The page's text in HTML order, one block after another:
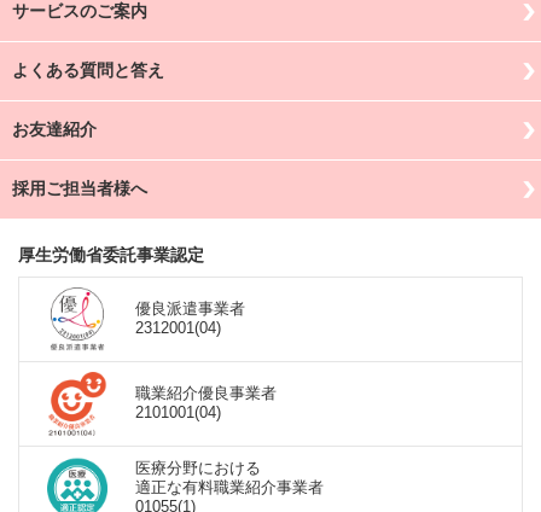
サービスのご案内
よくある質問と答え
お友達紹介
採用ご担当者様へ
厚生労働省委託事業認定
優良派遣事業者
2312001(04)
職業紹介優良事業者
2101001(04)
医療分野における
適正な有料職業紹介事業者
01055(1)